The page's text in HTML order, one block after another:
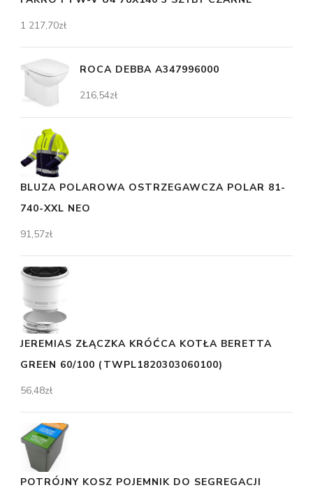
1 217,70zł
ROCA DEBBA A347996000
216,54zł
BLUZA POLAROWA OSTRZEGAWCZA POLAR 81-
740-XXL NEO
91,57zł
JEREMIAS ZŁĄCZKA KRÓĆCA KOTŁA BERETTA
GREEN 60/100 (TWPL1820303060100)
56,48zł
POTRÓJNY KOSZ POJEMNIK DO SEGREGACJI